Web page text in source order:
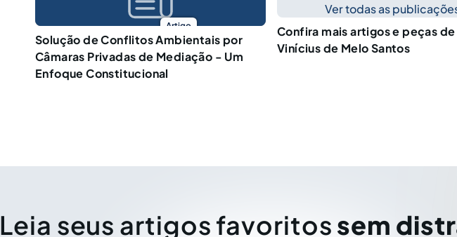
Artigo
Solução de Conflitos Ambientais por
Câmaras Privadas de Mediação - Um
Enfoque Constitucional
Ver todas as
Confira mais artigos e peças
Vinícius de Melo Santos
Leia seus artigos favoritos sem